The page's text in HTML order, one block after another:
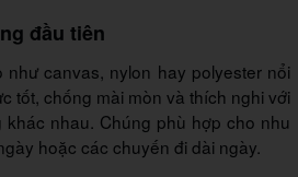
đầu tiên
như canvas, nylon hay polyester nổi
tốt, chống mài mòn và thích nghi với
nhau. Chúng phù hợp cho nhu
hoặc các chuyến đi dài ngày.